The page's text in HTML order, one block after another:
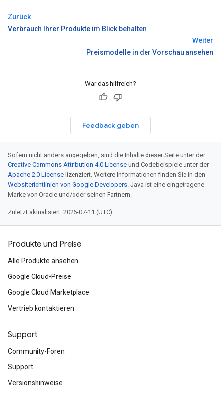
Zurück
Verbrauch Ihrer Produkte im Blick behalten
Weiter
Preismodelle in der Vorschau ansehen
War das hilfreich?
Feedback geben
Sofern nicht anders angegeben, sind die Inhalte dieser Seite unter der
Creative Commons Attribution 4.0 License und Codebeispiele unter der
Apache 2.0 License lizenziert. Weitere Informationen finden Sie in den
Websiterichtlinien von Google Developers. Java ist eine eingetragene
Marke von Oracle und/oder seinen Partnern.
Zuletzt aktualisiert: 2026-07-11 (UTC).
Produkte und Preise
Alle Produkte ansehen
Google Cloud-Preise
Google Cloud Marketplace
Vertrieb kontaktieren
Support
Community-Foren
Support
Versionshinweise